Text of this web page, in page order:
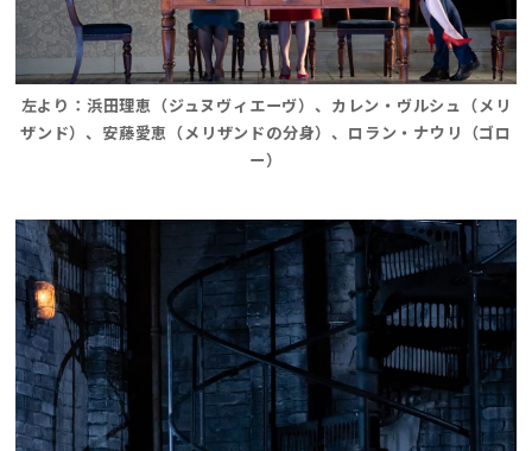
左より：浜田理恵（ジュヌヴィエーヴ）、カレン・ヴルシュ（メリ
ザンド）、安藤愛恵（メリザンドの分身）、ロラン・ナウリ（ゴロ
ー）